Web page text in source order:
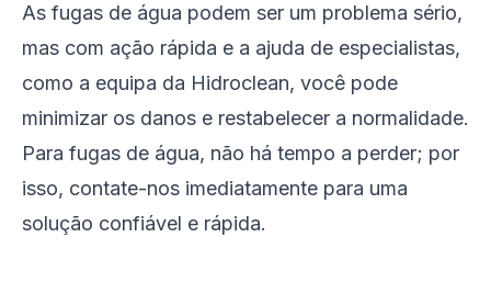
As fugas de água podem ser um problema sério,
mas com ação rápida e a ajuda de especialistas,
como a equipa da Hidroclean, você pode
minimizar os danos e restabelecer a normalidade.
Para fugas de água, não há tempo a perder; por
isso, contate-nos imediatamente para uma
solução confiável e rápida.